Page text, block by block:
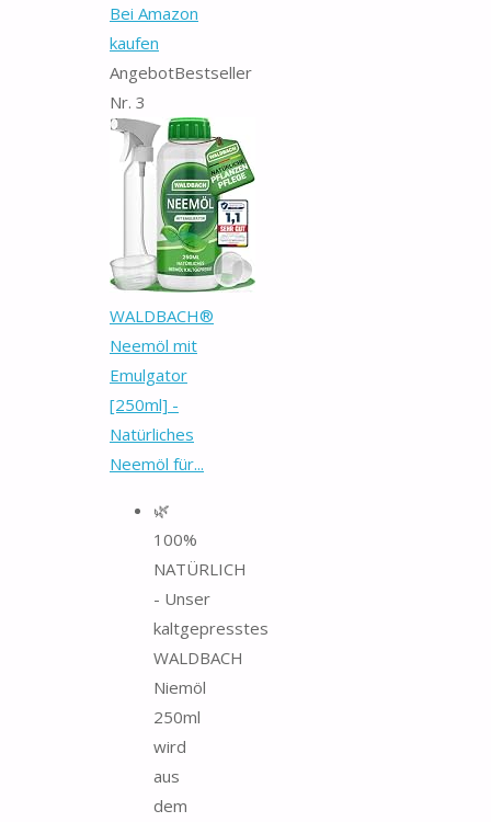
Bei Amazon
kaufen
AngebotBestseller
Nr. 3
WALDBACH®
Neemöl mit
Emulgator
[250ml] -
Natürliches
Neemöl für...
🌿
100%
NATÜRLICH
- Unser
kaltgepresstes
WALDBACH
Niemöl
250ml
wird
aus
dem